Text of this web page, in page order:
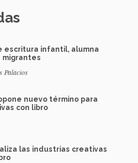
escritura infantil, alumna
migrantes
Palacios
nuevo término para
con libro
las industrias creativas